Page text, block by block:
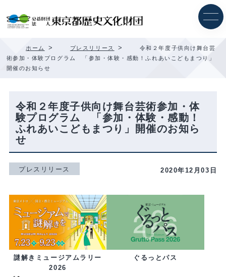
ッ
プ
ホーム > プレスリリース >
令和２年度子供向け舞台芸
術参加・体験プログラム 「参加・体験・感動！ふれあいこどもまつり」
開催のお知らせ
令和２年度子供向け舞台芸術参加・体
験プログラム 「参加・体験・感動！
ふれあいこどもまつり」開催のお知ら
せ
プレスリリース 2020年12月03日
謎解きミュージアムラリー
2026
ぐるっとパス